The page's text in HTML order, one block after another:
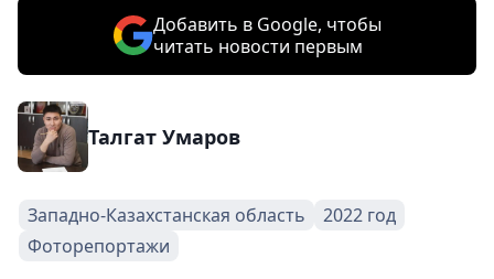
Добавить в Google, чтобы
читать новости первым
Талгат Умаров
Западно-Казахстанская область
2022 год
Фоторепортажи